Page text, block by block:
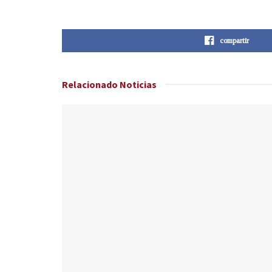
compartir
Relacionado Noticias